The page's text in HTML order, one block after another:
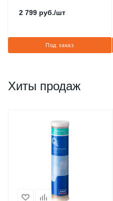
2 799 руб./шт
Под заказ
Хиты продаж